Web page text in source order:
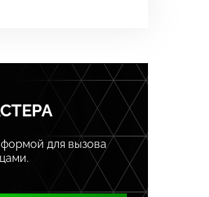
для вызова